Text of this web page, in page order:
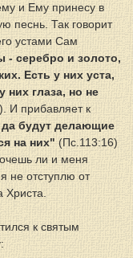
и Ему принесу в
песнь. Так говорит
устами Сам
- серебро и золото,
Есть у них уста,
них глаза, но не
И прибавляет к
будут делающие
на них" (Пс.113:16)
ли и меня
не отступлю от
Христа.
к святым